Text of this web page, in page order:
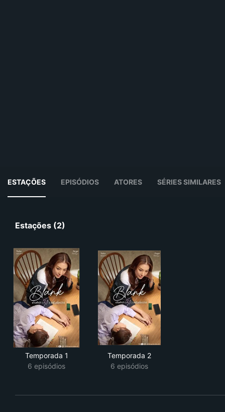
ESTAÇÕES EPISÓDIOS ATORES SÉRIES SIMILARES
Estações (2)
Temporada 1
6 episódios
Temporada 2
6 episódios